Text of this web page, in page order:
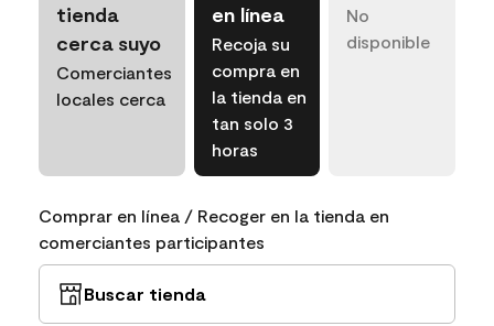
tienda
cerca suyo
Comerciantes
locales cerca
en línea
Recoja su
compra en
la tienda en
tan solo 3
horas
No
disponible
Comprar en línea / Recoger en la tienda en
comerciantes participantes
Buscar tienda